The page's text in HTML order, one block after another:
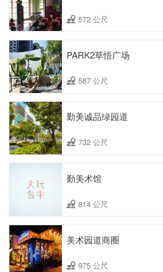
572 公尺
PARK2草悟广场
587 公尺
勤美诚品绿园道
732 公尺
勤美术馆
814 公尺
美术园道商圈
975 公尺